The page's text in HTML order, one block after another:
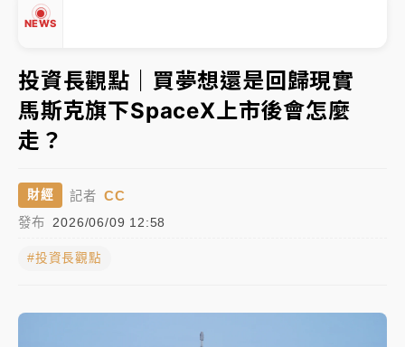
NEWS
中信慈善基金會想增加董事人數！辜仲諒向法院聲請遭
駁 理由曝光
故宮《龍藏經》特展第2檔！今線上預約開賣一度塞車
周六起展出延長至晚上7時
台東農業處長涉圖利渡假村！東檢抗告成功 今重開羈
押庭
父親節泡湯了！中颱白海豚雨彈轟3天 「紅到發紫」降
雨熱區曝
女律師陳昱瑄詐慈濟10億！黃金158kg遭查扣畫面曝光
及載板皆走弱
▼
投資長觀點｜買夢想還是回歸現實
馬斯克旗下SpaceX上市後會怎麼
走？
財經 記者 CC
發布 2026/06/09 12:58
#投資長觀點